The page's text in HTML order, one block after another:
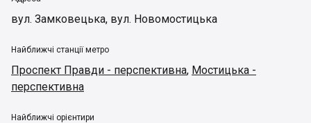
вул. Замковецька, вул. Новомостицька
Найближчі станції метро
Проспект Правди - перспективна, Мостицька -
перспективна
Найближчі орієнтири